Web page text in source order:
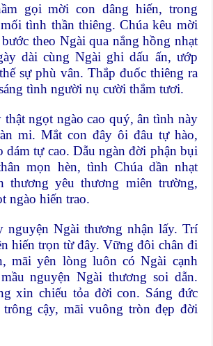
gọi mời con dâng hiến, trong
tình thần thiêng. Chúa kêu mời
theo Ngài qua nắng hồng nhạt
dài cùng Ngài ghi dấu ấn, ướp
sự phù vân. Thắp đuốc thiêng ra
tình người nụ cười thắm tươi.
thật ngọt ngào cao quý, ân tình này
mi. Mắt con đây ôi đâu tự hào,
dám tự cao. Dẫu ngàn đời phận bụi
mọn hèn, tình Chúa dần nhạt
thương yêu thương miên trường,
ngào hiến trao.
nguyện Ngài thương nhận lấy. Trí
hiến trọn từ đây. Vững đôi chân đi
mãi yên lòng luôn có Ngài cạnh
nguyện Ngài thương soi dẫn.
xin chiếu tỏa đời con. Sáng đức
cậy, mãi vuông tròn đẹp đời